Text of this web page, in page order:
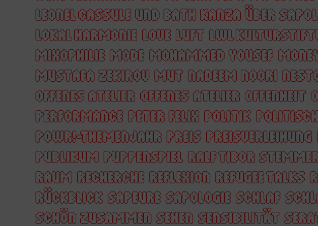
LEONEL CASSULE UND BATH KANZA ÜBER
LOKAL HARMONIE LOVE LUFT LWL
MIXOPHILIE MODE MOHAMMED YOUSEF
MUSTAFA ZEKIROV MUT NADEEM NOORI
OFFENES ATELIER OFFENES ATELIER OFFENHEIT
PERFORMANCE PETER FELIX POLITIK
POWR!-THEMENJAHR PREIS PREISVERLEIHUNG
PUBLIKUM PUPPENSPIEL RALF TIBOR
RAUM RECHERCHE REFLEXION REFUGEE TALKS
RÜCKBLICK SAPEURE SAPOLOGIE SCHLAF
SCHÖN ZUSAMMEN SEHEN SENSIBILITÄT